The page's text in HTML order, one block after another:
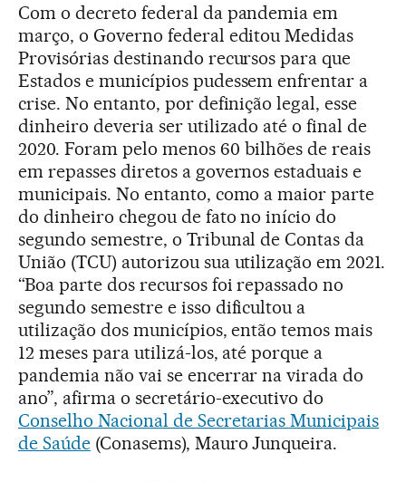
Com o decreto federal da pandemia em
março, o Governo federal editou Medidas
Provisórias destinando recursos para que
Estados e municípios pudessem enfrentar a
crise. No entanto, por definição legal, esse
dinheiro deveria ser utilizado até o final de
2020. Foram pelo menos 60 bilhões de reais
em repasses diretos a governos estaduais e
municipais. No entanto, como a maior parte
do dinheiro chegou de fato no início do
segundo semestre, o Tribunal de Contas da
União (TCU) autorizou sua utilização em 2021.
“Boa parte dos recursos foi repassado no
segundo semestre e isso dificultou a
utilização dos municípios, então temos mais
12 meses para utilizá-los, até porque a
pandemia não vai se encerrar na virada do
ano”, afirma o secretário-executivo do
Conselho Nacional de Secretarias Municipais
de Saúde(Conasems), Mauro Junqueira.